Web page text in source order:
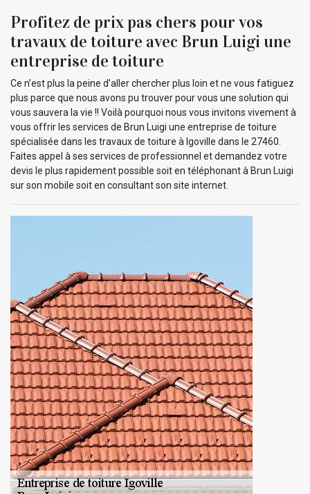
Profitez de prix pas chers pour vos
travaux de toiture avec Brun Luigi une
entreprise de toiture
Ce n’est plus la peine d’aller chercher plus loin et ne vous fatiguez
plus parce que nous avons pu trouver pour vous une solution qui
vous sauvera la vie !! Voilà pourquoi nous vous invitons vivement à
vous offrir les services de Brun Luigi une entreprise de toiture
spécialisée dans les travaux de toiture à Igoville dans le 27460.
Faites appel à ses services de professionnel et demandez votre
devis le plus rapidement possible soit en téléphonant à Brun Luigi
sur son mobile soit en consultant son site internet.